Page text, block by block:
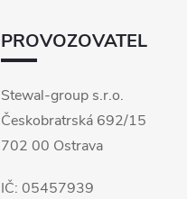
PROVOZOVATEL
Stewal-group s.r.o.
Českobratrská 692/15
702 00 Ostrava
IČ: 05457939